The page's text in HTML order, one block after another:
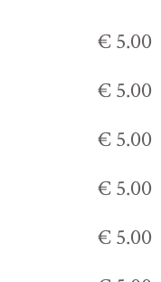
€ 5.00
€ 5.00
€ 5.00
€ 5.00
€ 5.00